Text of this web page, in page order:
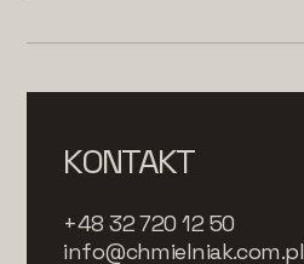
KONTAKT
+48 32 720 12 50
info@chmielniak.com.pl